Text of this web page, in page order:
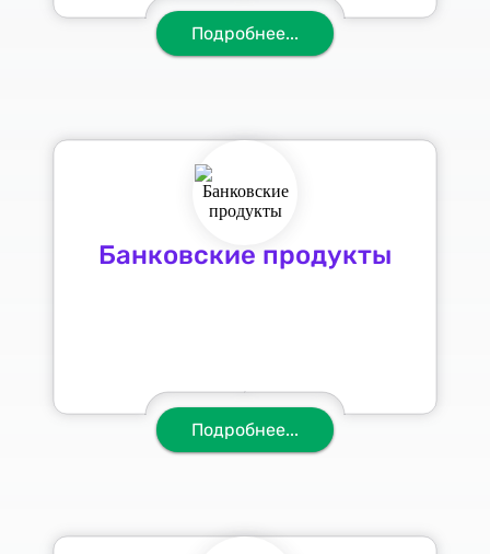
Подробнее...
Банковские продукты
Подробнее...